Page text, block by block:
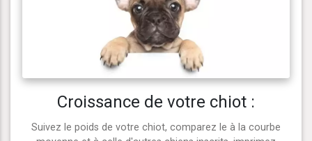
Croissance de votre chiot :
Suivez le poids de votre chiot, comparez le à la courbe